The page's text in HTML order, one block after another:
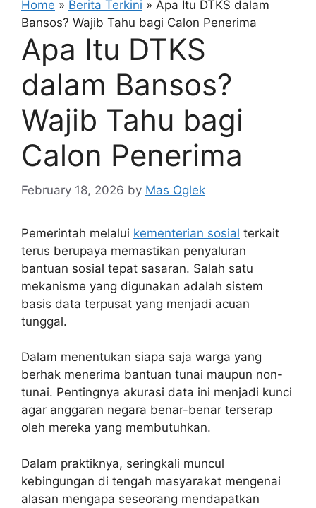
Home » Berita Terkini » Apa Itu DTKS dalam
Bansos? Wajib Tahu bagi Calon Penerima
Apa Itu DTKS
dalam Bansos?
Wajib Tahu bagi
Calon Penerima
February 18, 2026 by Mas Oglek
Pemerintah melalui kementerian sosial terkait
terus berupaya memastikan penyaluran
bantuan sosial tepat sasaran. Salah satu
mekanisme yang digunakan adalah sistem
basis data terpusat yang menjadi acuan
tunggal.
Dalam menentukan siapa saja warga yang
berhak menerima bantuan tunai maupun non-
tunai. Pentingnya akurasi data ini menjadi kunci
agar anggaran negara benar-benar terserap
oleh mereka yang membutuhkan.
Dalam praktiknya, seringkali muncul
kebingungan di tengah masyarakat mengenai
alasan mengapa seseorang mendapatkan